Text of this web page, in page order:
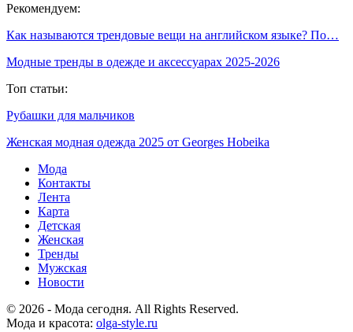
Рекомендуем:
Как называются трендовые вещи на английском языке? По…
Модные тренды в одежде и аксессуарах 2025-2026
Топ статьи:
Рубашки для мальчиков
Женская модная одежда 2025 от Georges Hobeika
Мода
Контакты
Лента
Карта
Детская
Женская
Тренды
Мужская
Новости
© 2026 - Мода сегодня. All Rights Reserved.
Мода и красота: olga-style.ru